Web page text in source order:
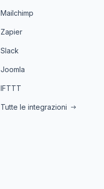
Mailchimp
Zapier
Slack
Joomla
IFTTT
Tutte le integrazioni